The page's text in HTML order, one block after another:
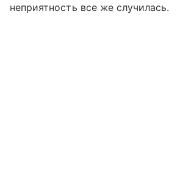
неприятность все же случилась.